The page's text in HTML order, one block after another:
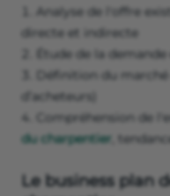
Analyse de l'offre
directe et indirecte
Étude de la
Définition du
d’acheteurs)
Compréhension de
du charpentier ,
Le business plan